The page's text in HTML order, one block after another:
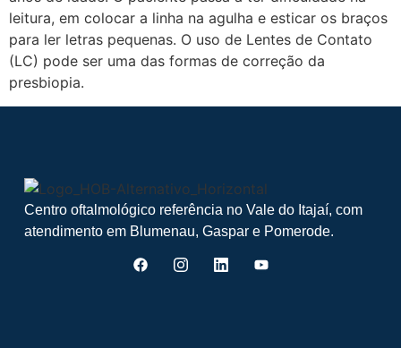
leitura, em colocar a linha na agulha e esticar os braços
para ler letras pequenas. O uso de Lentes de Contato
(LC) pode ser uma das formas de correção da
presbiopia.
Centro oftalmológico referência no Vale do Itajaí, com
atendimento em Blumenau, Gaspar e Pomerode.